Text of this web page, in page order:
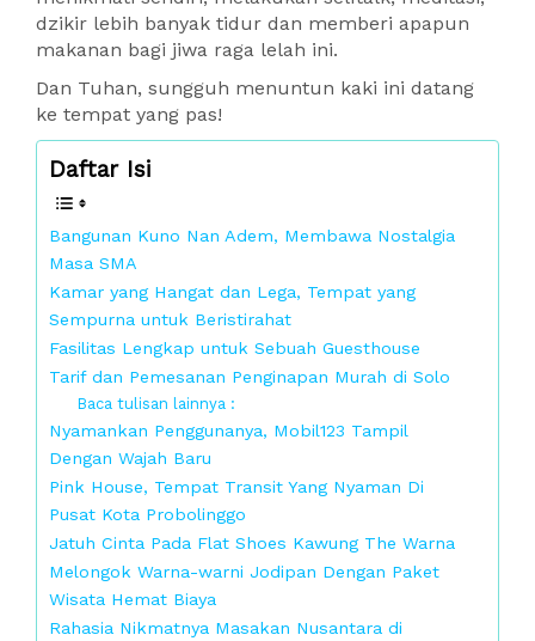
dzikir lebih banyak tidur dan memberi apapun
makanan bagi jiwa raga lelah ini.
Dan Tuhan, sungguh menuntun kaki ini datang
ke tempat yang pas!
Daftar Isi
Bangunan Kuno Nan Adem, Membawa Nostalgia
Masa SMA
Kamar yang Hangat dan Lega, Tempat yang
Sempurna untuk Beristirahat
Fasilitas Lengkap untuk Sebuah Guesthouse
Tarif dan Pemesanan Penginapan Murah di Solo
Baca tulisan lainnya :
Nyamankan Penggunanya, Mobil123 Tampil
Dengan Wajah Baru
Pink House, Tempat Transit Yang Nyaman Di
Pusat Kota Probolinggo
Jatuh Cinta Pada Flat Shoes Kawung The Warna
Melongok Warna-warni Jodipan Dengan Paket
Wisata Hemat Biaya
Rahasia Nikmatnya Masakan Nusantara di